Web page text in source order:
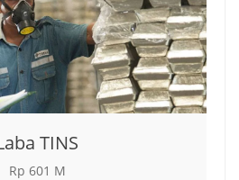
TINS
Rp 601 M